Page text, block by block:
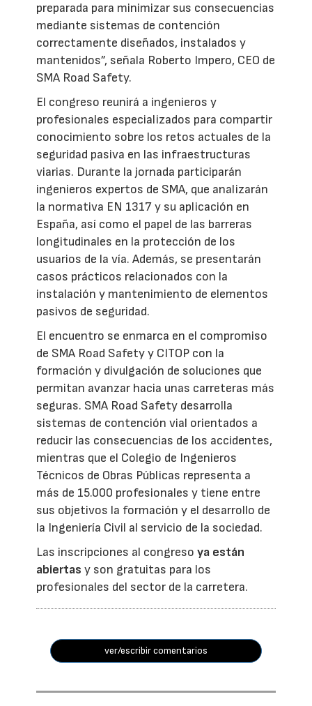
preparada para minimizar sus consecuencias
mediante sistemas de contención
correctamente diseñados, instalados y
mantenidos”, señala Roberto Impero, CEO de
SMA Road Safety.
El congreso reunirá a ingenieros y
profesionales especializados para compartir
conocimiento sobre los retos actuales de la
seguridad pasiva en las infraestructuras
viarias. Durante la jornada participarán
ingenieros expertos de SMA, que analizarán
la normativa EN 1317 y su aplicación en
España, así como el papel de las barreras
longitudinales en la protección de los
usuarios de la vía. Además, se presentarán
casos prácticos relacionados con la
instalación y mantenimiento de elementos
pasivos de seguridad.
El encuentro se enmarca en el compromiso
de SMA Road Safety y CITOP con la
formación y divulgación de soluciones que
permitan avanzar hacia unas carreteras más
seguras. SMA Road Safety desarrolla
sistemas de contención vial orientados a
reducir las consecuencias de los accidentes,
mientras que el Colegio de Ingenieros
Técnicos de Obras Públicas representa a
más de 15.000 profesionales y tiene entre
sus objetivos la formación y el desarrollo de
la Ingeniería Civil al servicio de la sociedad.
Las inscripciones al congresoya están
abiertas y son gratuitas para los
profesionales del sector de la carretera.
ver/escribir comentarios